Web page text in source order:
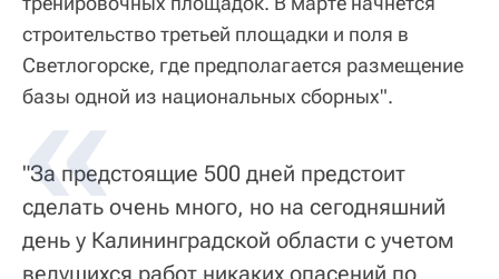
строительство третьей площадки и поля в
Светлогорске, где предполагается размещение
базы одной из национальных сборных".
"За предстоящие 500 дней предстоит
сделать очень много, но на сегодняшний
день у Калининградской области с учетом
ведущихся работ никаких опасений по